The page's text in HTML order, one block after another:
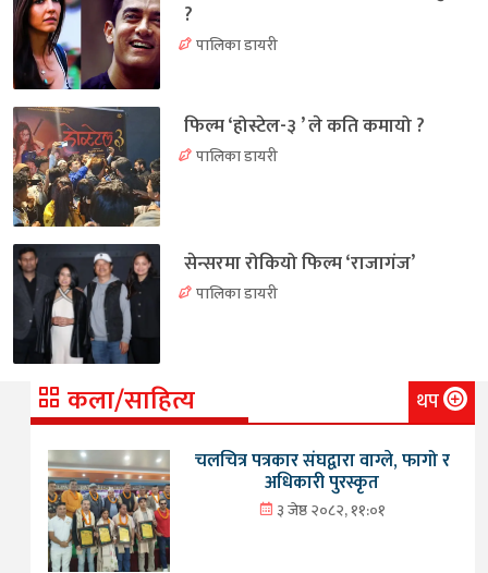
?
पालिका डायरी
फिल्म ‘होस्टेल-३ ’ ले कति कमायो ?
पालिका डायरी
सेन्सरमा रोकियो फिल्म ‘राजागंज’
पालिका डायरी
कला/साहित्य थप
चलचित्र पत्रकार संघद्वारा वाग्ले, फागो र
अधिकारी पुरस्कृत
३ जेष्ठ २०८२, ११:०१